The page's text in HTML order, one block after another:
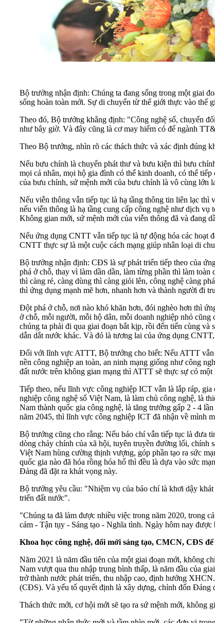
Bộ trưởng nhận định: Chúng ta đang sống trong một giai
sống hoàn toàn mới. Sự di chuyển từ thế giới thực vào thế
Theo đó, Bộ trưởng khẳng định: "Công nghệ số, chuyển
như bây giờ. Và đây cũng là cơ may hiếm có để ngành
Theo Bộ trưởng, nhìn rõ các thách thức và xác định đúng
Nếu bưu chính là chuyển phát thư và bưu kiện thì bưu
mọi cá nhân, mọi hộ gia đình có thể kinh doanh, có thể
của bưu chính, sứ mệnh mới của bưu chính là vô cùng lớn
Nếu viễn thông vẫn tiếp tục là hạ tầng thông tin liên lạc
nếu viễn thông là hạ tầng cung cấp công nghệ như dịch
Không gian mới, sứ mệnh mới của viễn thông đã và đang
Nếu ứng dụng CNTT vẫn tiếp tục là tự động hóa các hoạt
CNTT thực sự là một cuộc cách mạng giúp nhân loại di
Bộ trưởng nhận định: CĐS là sự phát triển tiếp theo của
phá ở chỗ, thay vì làm dần dần, làm từng phần thì làm
thì càng rẻ, càng dùng thì càng giỏi lên, công nghệ càng
thì ứng dụng mạnh mẽ hơn, nhanh hơn và thành người đi
Đột phá ở chỗ, nơi nào khó khăn hơn, đói nghèo hơn thì
ở chỗ, mỗi người, mỗi hộ dân, mỗi doanh nghiệp nhỏ
chúng ta phải đi qua giai đoạn bắt kịp, rồi đến tiến cùng
dẫn dắt nước khác. Và đó là tương lai của ứng dụng
Đối với lĩnh vực ATTT, Bộ trưởng cho biết: Nếu ATTT vẫn
nền công nghiệp an toàn, an ninh mạng giống như công
đất nước trên không gian mạng thì ATTT sẽ thực sự có
Tiếp theo, nếu lĩnh vực công nghiệp ICT vẫn là lắp ráp,
nghiệp công nghệ số Việt Nam, là làm chủ công nghệ, là
Nam thành quốc gia công nghệ, là tăng trưởng gấp 2 - 4
năm 2045, thì lĩnh vực công nghiệp ICT đã nhận về mình
Bộ trưởng cũng cho rằng: Nếu báo chí vẫn tiếp tục là đưa
dòng chảy chính của xã hội, tuyên truyền đường lối, chính
Việt Nam hùng cường thịnh vượng, góp phần tạo ra sức
quốc gia nào đã hóa rồng hóa hổ thì đều là dựa vào sức
Đảng đã đặt ra khát vọng này.
Bộ trưởng yêu cầu: "Nhiệm vụ của báo chí là khơi dậy
triển đất nước".
"Chúng ta đã làm được nhiều việc trong năm 2020, trong
cảm - Tận tụy - Sáng tạo - Nghĩa tình. Ngày hôm nay
Khoa học công nghệ, đổi mới sáng tạo, CMCN, CĐS
Năm 2021 là năm đầu tiên của một giai đoạn mới, không
Nam vượt qua thu nhập trung bình thấp, là năm đầu của
trở thành nước phát triển, thu nhập cao, định hướng
(CĐS). Và yếu tố quyết định là xây dựng, chỉnh đốn Đảng
Thách thức mới, cơ hội mới sẽ tạo ra sứ mệnh mới, không